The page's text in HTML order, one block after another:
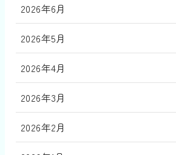
2026年6月
2026年5月
2026年4月
2026年3月
2026年2月